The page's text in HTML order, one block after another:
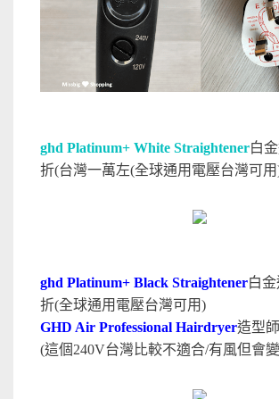
ghd Platinum+ White Straightener白
折(台灣一萬左(全球通用電壓台灣可用
ghd Platinum+ Black Straightener白
折(全球通用電壓台灣可用)
GHD Air Professional Hairdryer造型
(這個240V台灣比較不適合/有風但會